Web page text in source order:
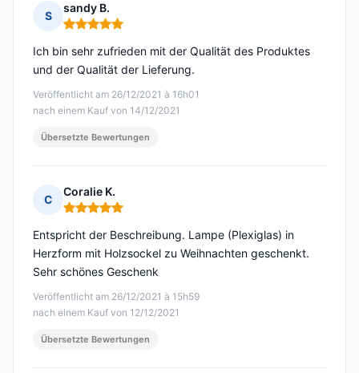
S
sandy B.
Hinweis: 5 von 5
Veröffentlicht am 26/12/2021 à 16h01
nach einem Kauf von 14/12/2021
Ich bin sehr zufrieden mit der Qualität des Produktes
und der Qualität der Lieferung.
Übersetzte Bewertungen
C
Coralie K.
Hinweis: 5 von 5
Veröffentlicht am 26/12/2021 à 15h59
nach einem Kauf von 12/12/2021
Entspricht der Beschreibung. Lampe (Plexiglas) in
Herzform mit Holzsockel zu Weihnachten geschenkt.
Sehr schönes Geschenk
Übersetzte Bewertungen